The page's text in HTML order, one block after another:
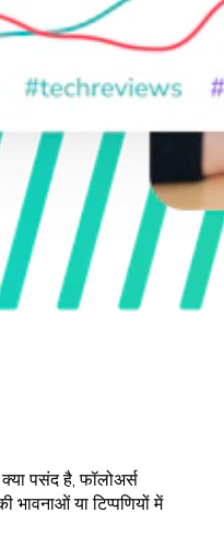
पसंद है, फॉलोअर्स
भावनाओं या टिप्पणियों में